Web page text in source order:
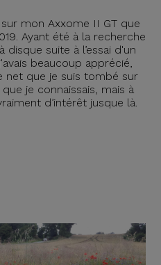
mon Axxome II GT que
Ayant été à la recherche
suite à l’essai d'un
beaucoup apprécié,
net que je suis tombé sur
je connaissais, mais à
d’intérêt jusque là.